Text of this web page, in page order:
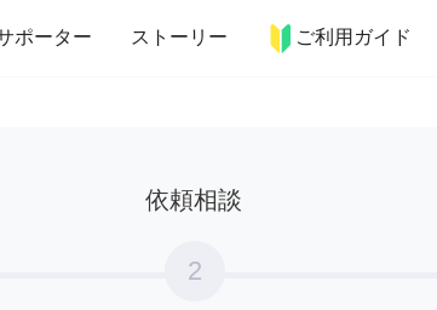
ポーター ストーリー ご利用ガイド
リア 趣味・習い事 ペット 料理
依頼相談
2